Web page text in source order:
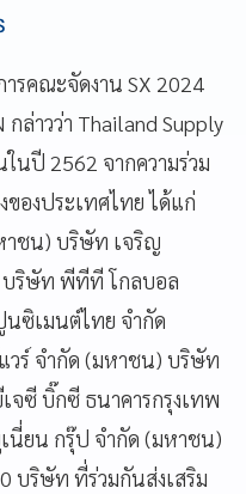
ารคณะจัดงาน SX 2024
ล่าวว่า Thailand Supply
นปี 2562 จากความร่วม
องประเทศไทย ได้แก่
าชน) บริษัท เจริญ
ริษัท พีทีที โกลบอล
ซิเมนต์ไทย จำกัด
ร์ จำกัด (มหาชน) บริษัท
จซี บิ๊กซี ธนาคารกรุงเทพ
นี่ยน กรุ๊ป จำกัด (มหาชน)
บริษัท ที่ร่วมกันส่งเสริม